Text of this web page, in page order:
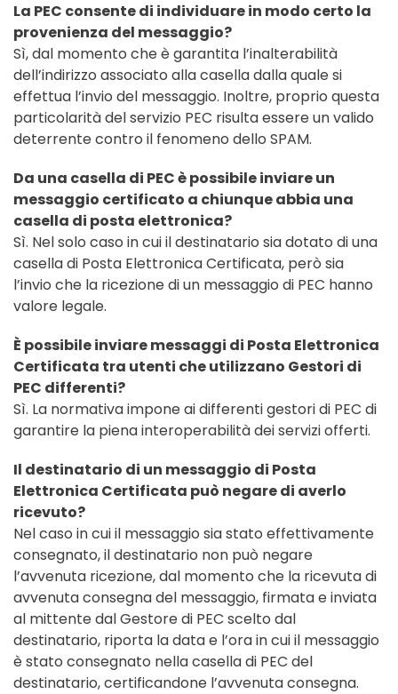
La PEC consente di individuare in modo certo la
provenienza del messaggio?
Sì, dal momento che è garantita l’inalterabilità
dell’indirizzo associato alla casella dalla quale si
effettua l’invio del messaggio. Inoltre, proprio questa
particolarità del servizio PEC risulta essere un valido
deterrente contro il fenomeno dello SPAM.
Da una casella di PEC è possibile inviare un
messaggio certificato a chiunque abbia una
casella di posta elettronica?
Sì. Nel solo caso in cui il destinatario sia dotato di una
casella di Posta Elettronica Certificata, però sia
l’invio che la ricezione di un messaggio di PEC hanno
valore legale.
È possibile inviare messaggi di Posta Elettronica
Certificata tra utenti che utilizzano Gestori di
PEC differenti?
Sì. La normativa impone ai differenti gestori di PEC di
garantire la piena interoperabilità dei servizi offerti.
Il destinatario di un messaggio di Posta
Elettronica Certificata può negare di averlo
ricevuto?
Nel caso in cui il messaggio sia stato effettivamente
consegnato, il destinatario non può negare
l’avvenuta ricezione, dal momento che la ricevuta di
avvenuta consegna del messaggio, firmata e inviata
al mittente dal Gestore di PEC scelto dal
destinatario, riporta la data e l’ora in cui il messaggio
è stato consegnato nella casella di PEC del
destinatario, certificandone l’avvenuta consegna.